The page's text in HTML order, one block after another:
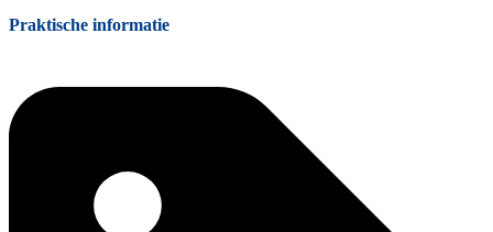
Praktische informatie